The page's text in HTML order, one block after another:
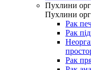
Пухлини
Пухлини
Рак
Рак
Рак